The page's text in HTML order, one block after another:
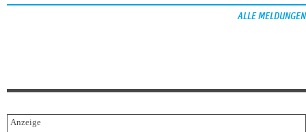
ALLE MELDUNGEN